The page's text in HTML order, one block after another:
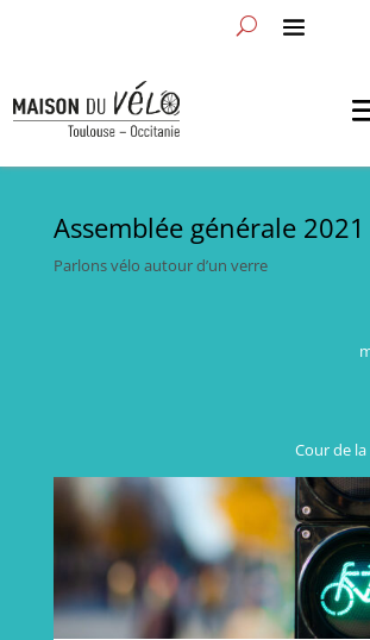
Assemblée générale 2021
Parlons vélo autour d’un verre
Cour de